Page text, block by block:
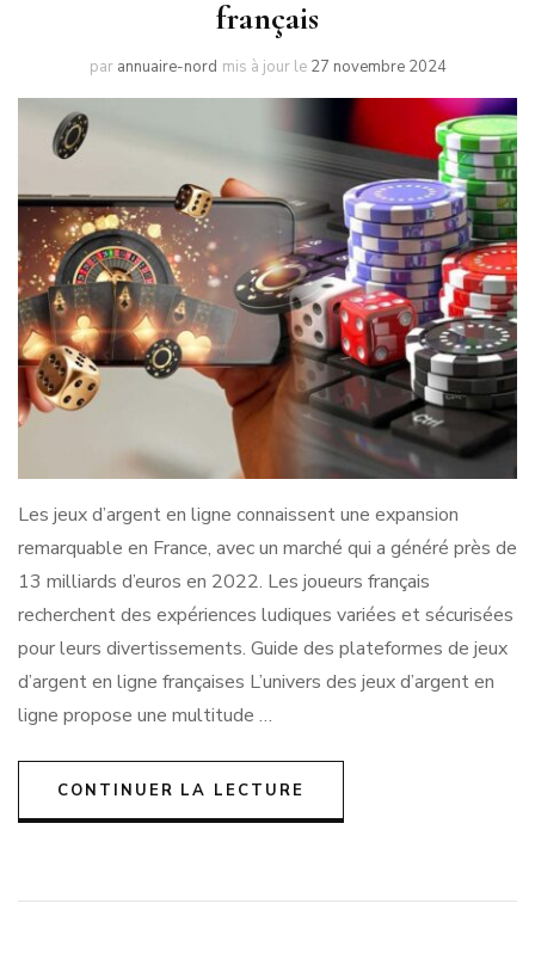
français
par annuaire-nord mis à jour le 27 novembre 2024
Les jeux d’argent en ligne connaissent une expansion
remarquable en France, avec un marché qui a généré près de
13 milliards d’euros en 2022. Les joueurs français
recherchent des expériences ludiques variées et sécurisées
pour leurs divertissements. Guide des plateformes de jeux
d’argent en ligne françaises L’univers des jeux d’argent en
ligne propose une multitude …
CONTINUER LA LECTURE